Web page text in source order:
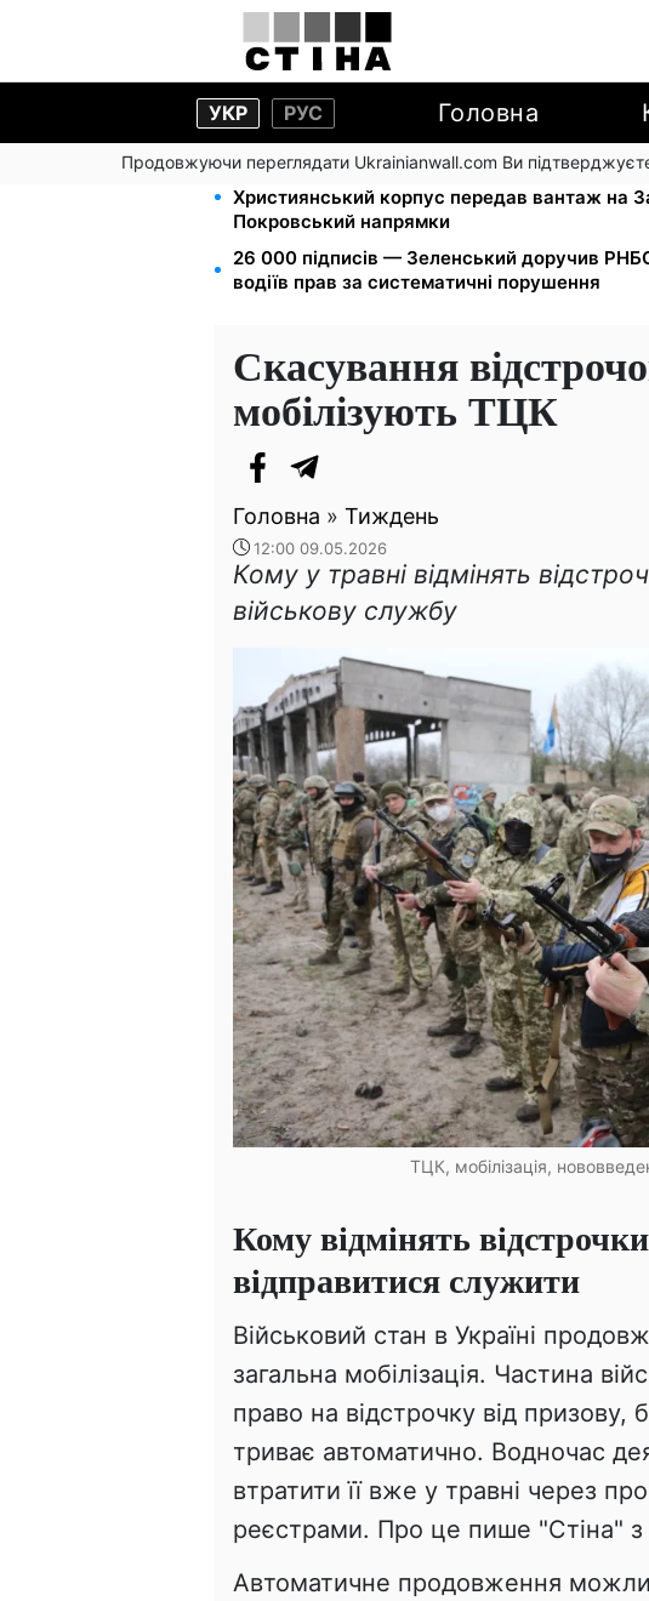
УКР РУС Головна
Продовжуючи переглядати Ukrainianwall.com Ви
Мавіки, зарядні станції та апарати для
Християнський корпус передав вантаж на
Покровський напрямки
26 000 підписів — Зеленський доручив
водіїв прав за систематичні порушення
Скасування
мобілізують ТЦК
Головна » Тиждень
12:00 09.05.2026
Кому у травні відмінять
військову службу
ТЦК, мобілізація,
Кому відмінять
відправитися служити
Військовий стан в Україні
загальна мобілізація. Частина
право на відстрочку від призову,
триває автоматично. Водночас
втратити її вже у травні через
реєстрами. Про це пише "Стіна" з
Автоматичне продовження